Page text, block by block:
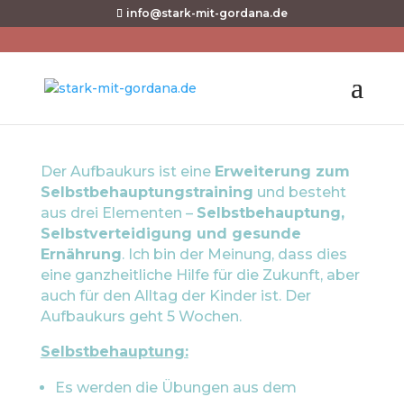
info@stark-mit-gordana.de
Der Aufbaukurs ist eine Erweiterung zum
Selbstbehauptungstraining und besteht
aus drei Elementen – Selbstbehauptung,
Selbstverteidigung und gesunde
Ernährung. Ich bin der Meinung, dass dies
eine ganzheitliche Hilfe für die Zukunft, aber
auch für den Alltag der Kinder ist. Der
Aufbaukurs geht 5 Wochen.
Selbstbehauptung:
Es werden die Übungen aus dem